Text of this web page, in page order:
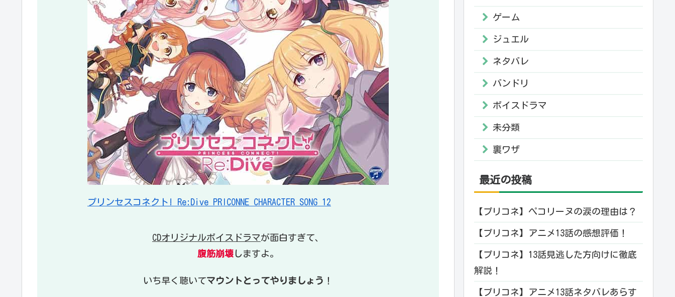
プリンセスコネクト! Re:Dive PRICONNE CHARACTER SONG 12
CDオリジナルボイスドラマが面白すぎて、
腹筋崩壊 しますよ。
いち早く聴いてマウントとってやりましょう ！
ゲーム
ジュエル
ネタバレ
バンドリ
ボイスドラマ
未分類
裏ワザ
最近の投稿
【プリコネ】ぺコリーヌの涙の理由は？
【プリコネ】アニメ13話の感想評価！
【プリコネ】13話見逃した方向けに徹底
解説！
【プリコネ】アニメ13話ネタバレあらす